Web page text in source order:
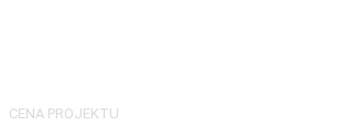
CENA PROJEKTU